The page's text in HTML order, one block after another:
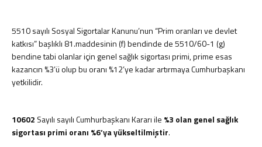
Teklif İsteyin
5510 sayılı Sosyal Sigortalar Kanunu’nun “Prim oranları ve devlet
katkısı” başlıklı 81.maddesinin (f) bendinde de 5510/60-1 (g)
bendine tabi olanlar için genel sağlık sigortası primi, prime esas
kazancın %3’ü olup bu oranı %12’ye kadar artırmaya Cumhurbaşkanı
yetkilidir.
10602 Sayılı sayılı Cumhurbaşkanı Kararı ile %3 olan genel sağlık
sigortası primi oranı %6’ya yükseltilmiştir.